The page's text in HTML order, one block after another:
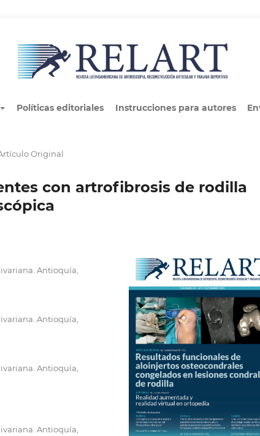
Políticas editoriales Instrucciones para autores
Original
con artrofibrosis de rodilla
Antioquía,
Antioquía,
Antioquía,
Antioquía,